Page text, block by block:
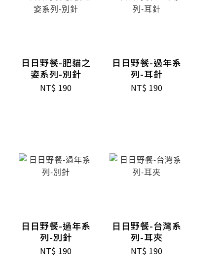
日日野餐-肥貓之
姿系列-別針
NT$ 190
日日野餐-過年系
列-耳針
NT$ 190
日日野餐-過年系
列-別針
NT$ 190
日日野餐-台灣系
列-耳夾
NT$ 190